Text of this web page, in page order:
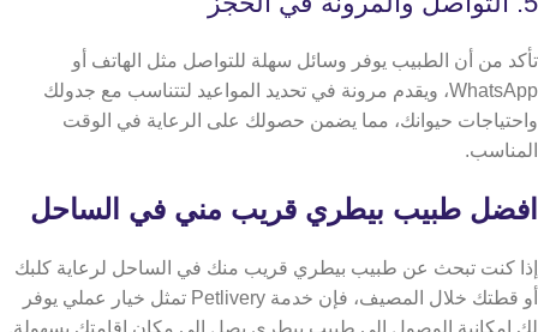
تأكد من أن الطبيب يوفر وسائل سهلة للتواصل مثل الهاتف أو
WhatsApp، ويقدم مرونة في تحديد المواعيد لتتناسب مع جدولك
واحتياجات حيوانك، مما يضمن حصولك على الرعاية في الوقت
المناسب.
افضل طبيب بيطري قريب مني في الساحل
​​​​إذا كنت تبحث عن طبيب بيطري قريب منك في الساحل لرعاية كلبك
أو قطتك خلال المصيف، فإن خدمة Petlivery تمثل خيار عملي يوفر